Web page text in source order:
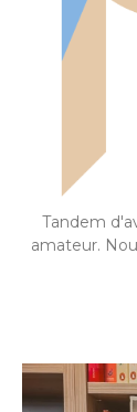
Tandem
amateur.